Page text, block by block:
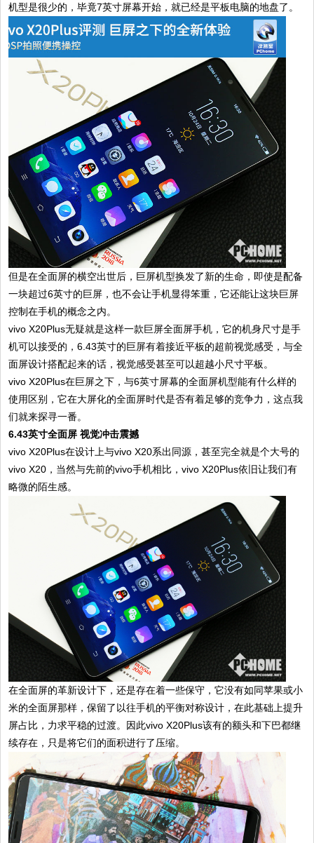
机型是很少的，毕竟7英寸屏幕开始，就已经是平板电脑的地盘了。
但是在全面屏的横空出世后，巨屏机型换发了新的生命，即使是配备
一块超过6英寸的巨屏，也不会让手机显得笨重，它还能让这块巨屏
控制在手机的概念之内。
vivo X20Plus无疑就是这样一款巨屏全面屏手机，它的机身尺寸是手
机可以接受的，6.43英寸的巨屏有着接近平板的超前视觉感受，与全
面屏设计搭配起来的话，视觉感受甚至可以超越小尺寸平板。
vivo X20Plus在巨屏之下，与6英寸屏幕的全面屏机型能有什么样的
使用区别，它在大屏化的全面屏时代是否有着足够的竞争力，这点我
们就来探寻一番。
6.43英寸全面屏 视觉冲击震撼
vivo X20Plus在设计上与vivo X20系出同源，甚至完全就是个大号的
vivo X20，当然与先前的vivo手机相比，vivo X20Plus依旧让我们有
略微的陌生感。
在全面屏的革新设计下，还是存在着一些保守，它没有如同苹果或小
米的全面屏那样，保留了以往手机的平衡对称设计，在此基础上提升
屏占比，力求平稳的过渡。因此vivo X20Plus该有的额头和下巴都继
续存在，只是将它们的面积进行了压缩。